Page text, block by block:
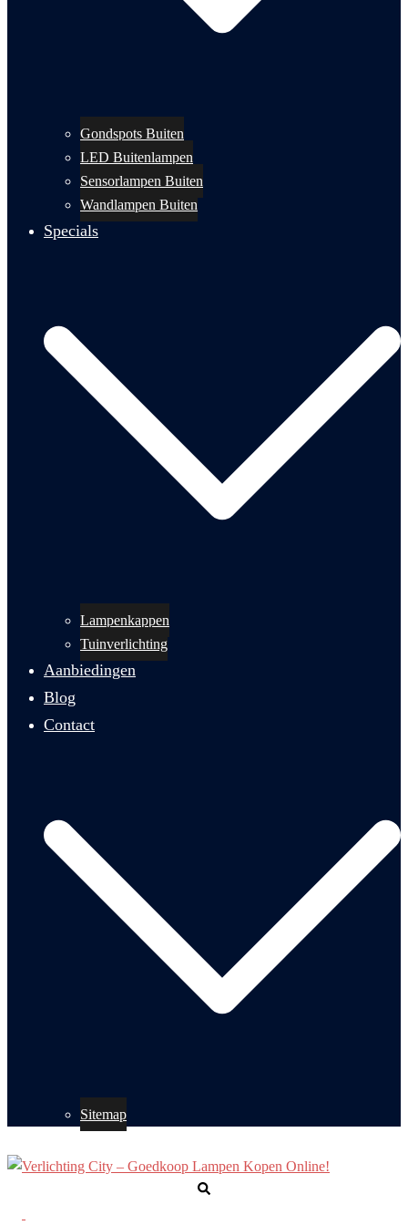
Gondspots Buiten
LED Buitenlampen
Sensorlampen Buiten
Wandlampen Buiten
Specials
Lampenkappen
Tuinverlichting
Aanbiedingen
Blog
Contact
Sitemap